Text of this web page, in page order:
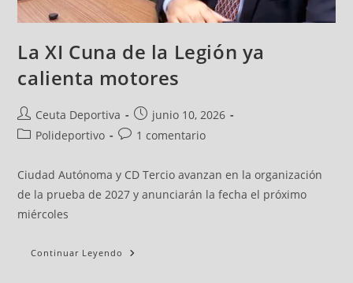
La XI Cuna de la Legión ya
calienta motores
Ceuta Deportiva
junio 10, 2026
Polideportivo
1 comentario
Ciudad Autónoma y CD Tercio avanzan en la organización
de la prueba de 2027 y anunciarán la fecha el próximo
miércoles
Continuar Leyendo